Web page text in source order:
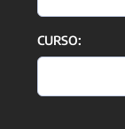
CURSO: